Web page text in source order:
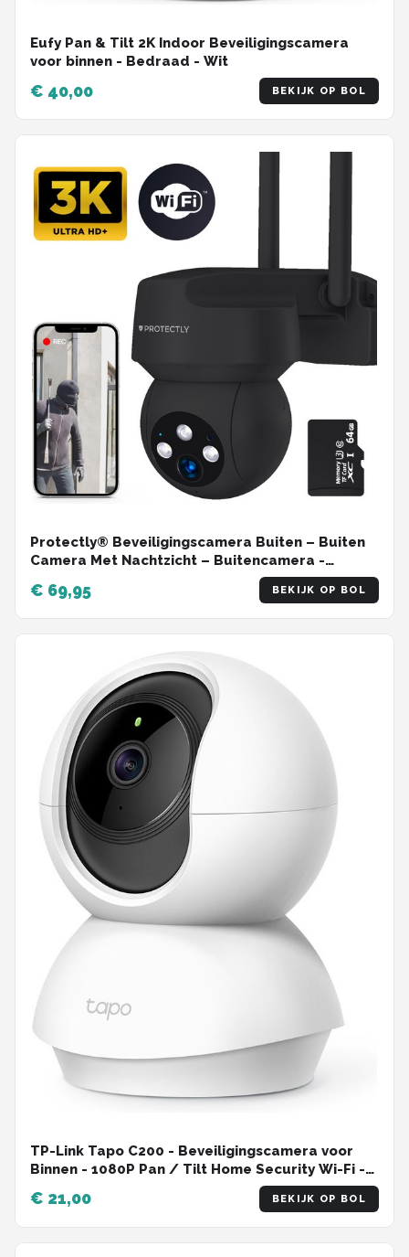
Eufy Pan & Tilt 2K Indoor Beveiligingscamera
voor binnen - Bedraad - Wit
€ 40,00 BEKIJK OP BOL
Protectly® Beveiligingscamera Buiten – Buiten
Camera Met Nachtzicht – Buitencamera -
Security camera - 3K HD 5MP - Met WiFi en APP -
Incl. 64GB SD - Zwart
€ 69,95 BEKIJK OP BOL
TP-Link Tapo C200 - Beveiligingscamera voor
Binnen - 1080P Pan / Tilt Home Security Wi-Fi -
€ 21,00 BEKIJK OP BOL